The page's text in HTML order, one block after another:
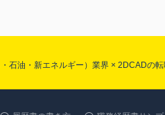
石油・新エネルギー）業界 × 2DCADの